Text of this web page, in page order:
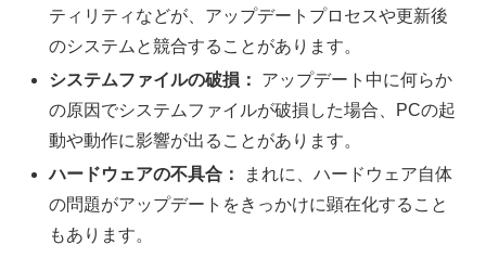
ティリティなどが、アップデートプロセスや更新後
のシステムと競合することがあります。
システムファイルの破損：
アップデート中に何らか
の原因でシステムファイルが破損した場合、PCの起
動や動作に影響が出ることがあります。
ハードウェアの不具合：
まれに、ハードウェア自体
の問題がアップデートをきっかけに顕在化すること
もあります。